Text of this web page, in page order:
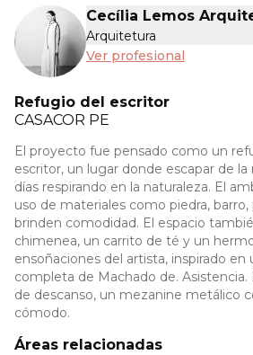
Cecília Lemos
Arquitetura
Ver profesional
Refugio del escritor
CASACOR PE
El proyecto fue pensado como un
escritor, un lugar donde escapar de la
días respirando en la naturaleza. El
uso de materiales como piedra, barro,
brinden comodidad. El espacio
chimenea, un carrito de té y un
ensoñaciones del artista, inspirado en
completa de Machado de.
de descanso, un mezanine metálico
cómodo.
Áreas relacionadas